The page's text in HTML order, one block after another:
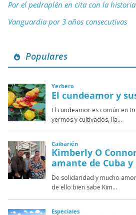
Por el pedraplén en cita con la historia
Vanguardia por 3 años consecutivos
Populares